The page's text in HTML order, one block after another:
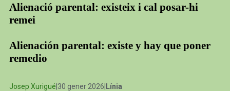
Alienació parental: existeix i cal posar-hi
remei
Alienación parental: existe y hay que poner
remedio
Josep Xurigué |30 gener 2026| Línia